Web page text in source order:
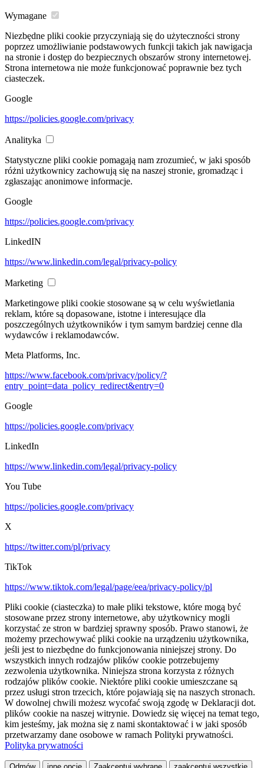
Wymagane
Niezbędne pliki cookie przyczyniają się do użyteczności strony
poprzez umożliwianie podstawowych funkcji takich jak nawigacja
na stronie i dostęp do bezpiecznych obszarów strony internetowej.
Strona internetowa nie może funkcjonować poprawnie bez tych
ciasteczek.
Google
https://policies.google.com/privacy
Analityka
Statystyczne pliki cookie pomagają nam zrozumieć, w jaki sposób
różni użytkownicy zachowują się na naszej stronie, gromadząc i
zgłaszając anonimowe informacje.
Google
https://policies.google.com/privacy
LinkedIN
https://www.linkedin.com/legal/privacy-policy
Marketing
Marketingowe pliki cookie stosowane są w celu wyświetlania
reklam, które są dopasowane, istotne i interesujące dla
poszczególnych użytkowników i tym samym bardziej cenne dla
wydawców i reklamodawców.
Meta Platforms, Inc.
https://www.facebook.com/privacy/policy/?
entry_point=data_policy_redirect&entry=0
Google
https://policies.google.com/privacy
LinkedIn
https://www.linkedin.com/legal/privacy-policy
You Tube
https://policies.google.com/privacy
X
https://twitter.com/pl/privacy
TikTok
https://www.tiktok.com/legal/page/eea/privacy-policy/pl
Pliki cookie (ciasteczka) to małe pliki tekstowe, które mogą być
stosowane przez strony internetowe, aby użytkownicy mogli
korzystać ze stron w bardziej sprawny sposób. Prawo stanowi, że
możemy przechowywać pliki cookie na urządzeniu użytkownika,
jeśli jest to niezbędne do funkcjonowania niniejszej strony. Do
wszystkich innych rodzajów plików cookie potrzebujemy
zezwolenia użytkownika. Niniejsza strona korzysta z różnych
rodzajów plików cookie. Niektóre pliki cookie umieszczane są
przez usługi stron trzecich, które pojawiają się na naszych stronach.
W dowolnej chwili możesz wycofać swoją zgodę w Deklaracji dot.
plików cookie na naszej witrynie. Dowiedz się więcej na temat tego,
kim jesteśmy, jak można się z nami skontaktować i w jaki sposób
przetwarzamy dane osobowe w ramach Polityki prywatności.
Polityka prywatności